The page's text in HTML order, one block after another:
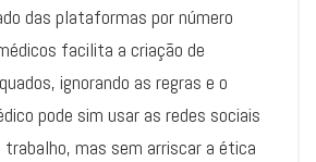
das plataformas por número
facilita a criação de
ignorando as regras e o
pode sim usar as redes sociais
trabalho, mas sem arriscar a ética